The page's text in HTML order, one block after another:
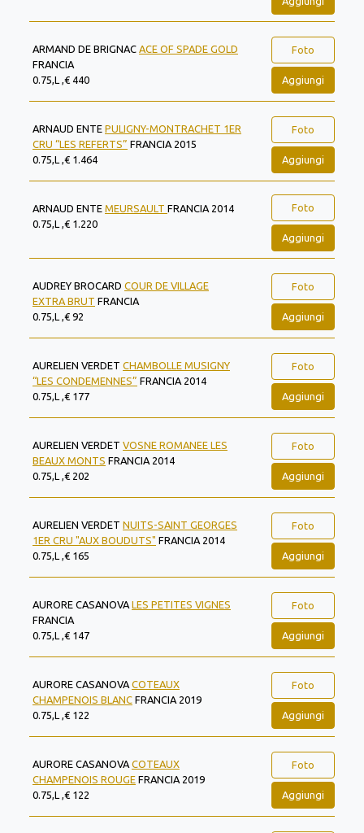
ARMAND DE BRIGNAC ACE OF SPADE GOLD
FRANCIA
0.75,L ,€ 440
Foto
Aggiungi
ARNAUD ENTE PULIGNY-MONTRACHET 1ER
CRU “LES REFERTS” FRANCIA 2015
0.75,L ,€ 1.464
Foto
Aggiungi
ARNAUD ENTE MEURSAULT FRANCIA 2014
0.75,L ,€ 1.220
Foto
Aggiungi
AUDREY BROCARD COUR DE VILLAGE
EXTRA BRUT FRANCIA
0.75,L ,€ 92
Foto
Aggiungi
AURELIEN VERDET CHAMBOLLE MUSIGNY
“LES CONDEMENNES” FRANCIA 2014
0.75,L ,€ 177
Foto
Aggiungi
AURELIEN VERDET VOSNE ROMANEE LES
BEAUX MONTS FRANCIA 2014
0.75,L ,€ 202
Foto
Aggiungi
AURELIEN VERDET NUITS-SAINT GEORGES
1ER CRU "AUX BOUDUTS" FRANCIA 2014
0.75,L ,€ 165
Foto
Aggiungi
AURORE CASANOVA LES PETITES VIGNES
FRANCIA
0.75,L ,€ 147
Foto
Aggiungi
AURORE CASANOVA COTEAUX
CHAMPENOIS BLANC FRANCIA 2019
0.75,L ,€ 122
Foto
Aggiungi
AURORE CASANOVA COTEAUX
CHAMPENOIS ROUGE FRANCIA 2019
0.75,L ,€ 122
Foto
Aggiungi